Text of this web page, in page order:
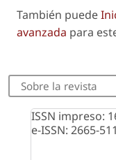
También puede
avanzada para
Sobre la revista
ISSN impreso:
e-ISSN: 2665-